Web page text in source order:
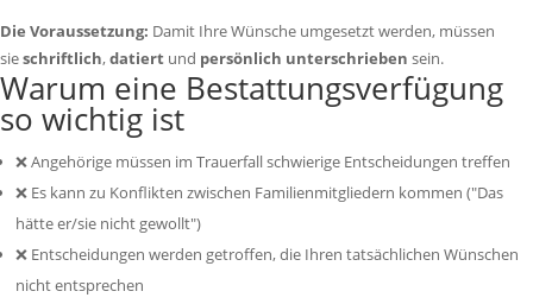
Die Voraussetzung: Damit Ihre Wünsche umgesetzt werden, müssen
sieschriftlich,datiert und persönlich unterschrieben sein.
Warum eine Bestattungsverfügung
so wichtig ist
❌ Angehörige müssen im Trauerfall schwierige Entscheidungen treffen
❌ Es kann zu Konflikten zwischen Familienmitgliedern kommen ("Das
hätte er/sie nicht gewollt")
❌ Entscheidungen werden getroffen, die Ihren tatsächlichen Wünschen
nicht entsprechen